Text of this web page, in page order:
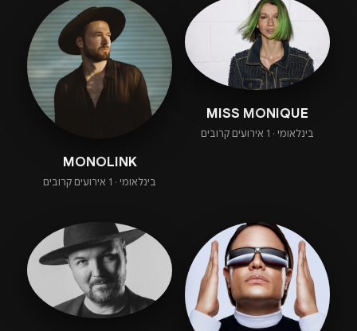
MISS MONIQUE
בינלאומי · 1 אירועים קרובים
MONOLINK
בינלאומי · 1 אירועים קרובים